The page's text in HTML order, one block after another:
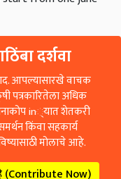
दर्शवा
आपल्यासारखे वाचक
पत्रकारितेला अधिक
in्यात शेतकरी
किंवा सहकार्य
मोलाचे आहे.
Now)